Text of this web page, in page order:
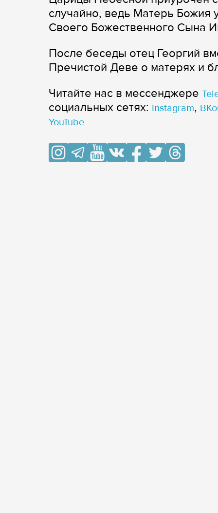
случайно, ведь Матерь Божия
Своего Божественного Сына
После беседы отец Георгий
Пречистой Деве о матерях и
Читайте нас в мессенджере
cоциальных сетях: Instagram,
YouTube